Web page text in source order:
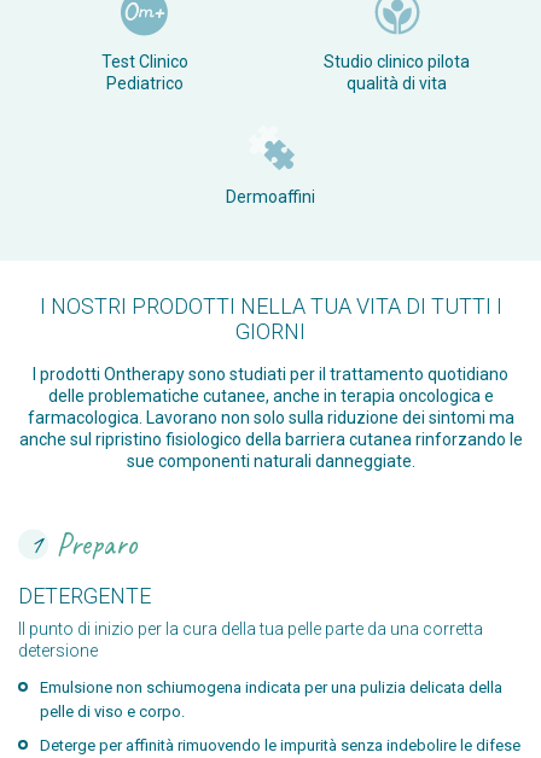
Test Clinico
Pediatrico
Studio clinico pilota
qualità di vita
Dermoaffini
I NOSTRI PRODOTTI NELLA TUA VITA DI TUTTI I
GIORNI
I prodotti Ontherapy sono studiati per il trattamento quotidiano
delle problematiche cutanee, anche in terapia oncologica e
farmacologica. Lavorano non solo sulla riduzione dei sintomi ma
anche sul ripristino fisiologico della barriera cutanea rinforzando le
sue componenti naturali danneggiate.
1 Preparo
DETERGENTE
Il punto di inizio per la cura della tua pelle parte da una corretta
detersione
Emulsione non schiumogena indicata per una pulizia delicata della
pelle di viso e corpo.
Deterge per affinità rimuovendo le impurità senza indebolire le difese